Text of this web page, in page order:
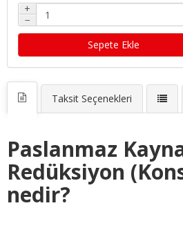
+
−
Sepete Ekle
Taksit Seçenekleri
Paslanmaz
Redüksiyon
nedir?